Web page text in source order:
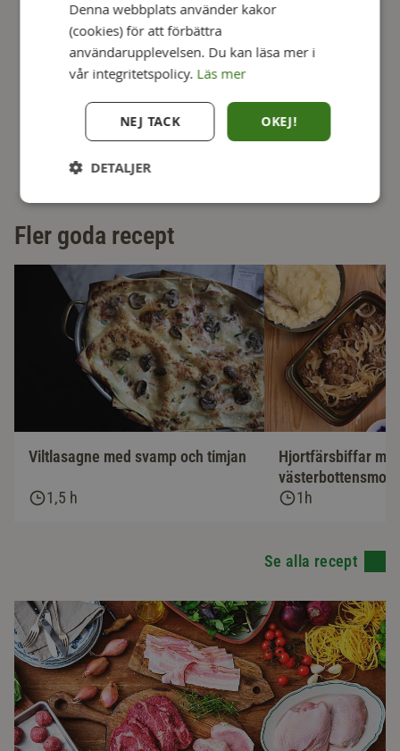
Tillbehör
Morötter
Fler goda recept
Viltlasagne med svamp och timjan
1,5 h
Hjortfärsbiffar
västerbottensmos
1h
Se alla recept
Denna webbplats använder kakor
(cookies) för att förbättra
användarupplevelsen. Du kan läsa mer i
vår integritetspolicy. Läs mer
OKEJ!
NEJ TACK
DETALJER